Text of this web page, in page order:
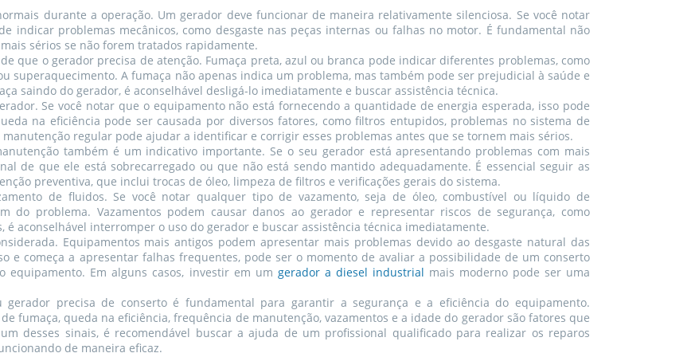
durante a operação. Um gerador deve funcionar de maneira relativamente silenciosa. Se você notar
indicar problemas mecânicos, como desgaste nas peças internas ou falhas no motor. É fundamental não
sérios se não forem tratados rapidamente.
que o gerador precisa de atenção. Fumaça preta, azul ou branca pode indicar diferentes problemas, como
superaquecimento. A fumaça não apenas indica um problema, mas também pode ser prejudicial à saúde e
saindo do gerador, é aconselhável desligá-lo imediatamente e buscar assistência técnica.
Se você notar que o equipamento não está fornecendo a quantidade de energia esperada, isso pode
na eficiência pode ser causada por diversos fatores, como filtros entupidos, problemas no sistema de
regular pode ajudar a identificar e corrigir esses problemas antes que se tornem mais sérios.
também é um indicativo importante. Se o seu gerador está apresentando problemas com mais
de que ele está sobrecarregado ou que não está sendo mantido adequadamente. É essencial seguir as
preventiva, que inclui trocas de óleo, limpeza de filtros e verificações gerais do sistema.
de fluidos. Se você notar qualquer tipo de vazamento, seja de óleo, combustível ou líquido de
do problema. Vazamentos podem causar danos ao gerador e representar riscos de segurança, como
é aconselhável interromper o uso do gerador e buscar assistência técnica imediatamente.
Equipamentos mais antigos podem apresentar mais problemas devido ao desgaste natural das
e começa a apresentar falhas frequentes, pode ser o momento de avaliar a possibilidade de um conserto
Em alguns casos, investir em um gerador a diesel industrial mais moderno pode ser uma
precisa de conserto é fundamental para garantir a segurança e a eficiência do equipamento.
fumaça, queda na eficiência, frequência de manutenção, vazamentos e a idade do gerador são fatores que
desses sinais, é recomendável buscar a ajuda de um profissional qualificado para realizar os reparos
de maneira eficaz.